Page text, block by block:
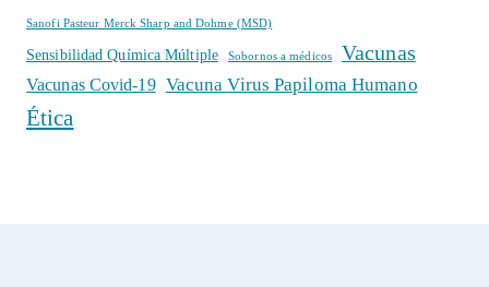
Sanofi Pasteur Merck Sharp and Dohme (MSD)
Sensibilidad Química Múltiple Sobornos a médicos Vacunas
Vacunas Covid-19 Vacuna Virus Papiloma Humano
Ética